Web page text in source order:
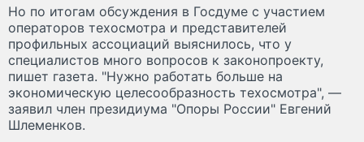
Но по итогам обсуждения в Госдуме с участием
операторов техосмотра и представителей
профильных ассоциаций выяснилось, что у
специалистов много вопросов к законопроекту,
пишет газета. "Нужно работать больше на
экономическую целесообразность техосмотра", —
заявил член президиума "Опоры России" Евгений
Шлеменков.